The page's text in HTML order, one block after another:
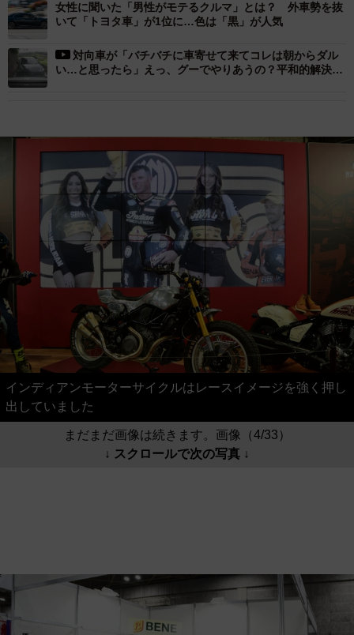
女性に聞いた「男性がモテるクルマ」とは？ 外車勢を抜
いて「トヨタ車」が1位に…色は「黒」が人気
対向車が「バチバチに車寄せて来てコレは朝からダル
い…と思ったら」えっ、グーでやりあうの？平和的解決に
インディアンモーターサイクルはレースイメージを強く押し
出していました
まだまだ画像は続きます。画像（4/33）
↓ スクロールで次の写真 ↓